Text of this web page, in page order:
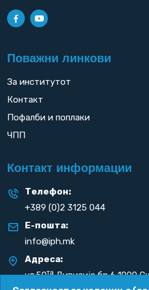
Поважни линкови
За институтот
Контакт
Пофалби и поплаки
ЧПП
Контакт информации
Телефон:
+389 (0)2 3125 044
Е-пошта:
info@iph.mk
Адреса:
ул.50таДивизија бр.6 1000